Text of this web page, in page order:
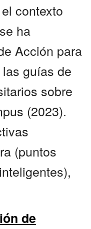
contexto
ha
Acción para
guías de
sobre
(2023).
(puntos
de